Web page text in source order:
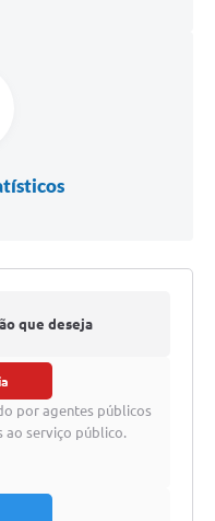
que deseja
por agentes públicos
ao serviço público.